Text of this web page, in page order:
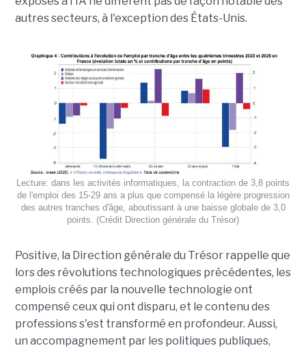
autres secteurs, à l'exception des États-Unis.
Lecture: dans les activités informatiques, la contraction de 3,8 points
de l'emploi des 15-29 ans a plus que compensé la légère progression
des autres tranches d'âge, aboutissant à une baisse globale de 3,0
points. (Crédit Direction générale du Trésor)
Positive, la Direction générale du Trésor rappelle que
lors des révolutions technologiques précédentes, les
emplois créés par la nouvelle technologie ont
compensé ceux qui ont disparu, et le contenu des
professions s'est transformé en profondeur. Aussi,
un accompagnement par les politiques publiques,